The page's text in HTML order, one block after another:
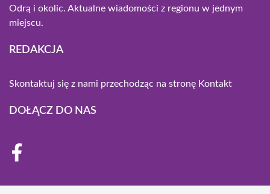
Odrą i okolic. Aktualne wiadomości z regionu w jednym
miejscu.
REDAKCJA
Skontaktuj się z nami przechodząc na stronę Kontakt
DOŁĄCZ DO NAS